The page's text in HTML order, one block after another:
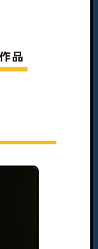
品